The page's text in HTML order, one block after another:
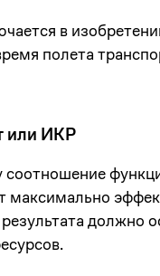
в
полета
или ИКР
максимально
должно